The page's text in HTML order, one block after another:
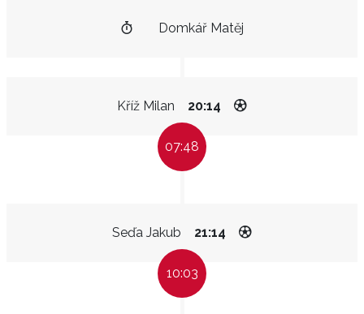
Domkář Matěj
Kříž Milan 20:14
07:48
Seďa Jakub 21:14
10:03